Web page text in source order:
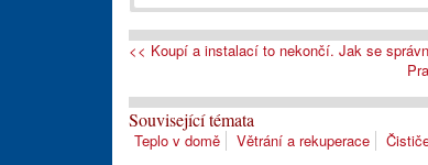
<< Koupí a instalací to nekončí. Jak se
Související témata
Teplo v domě Větrání a rekuperace